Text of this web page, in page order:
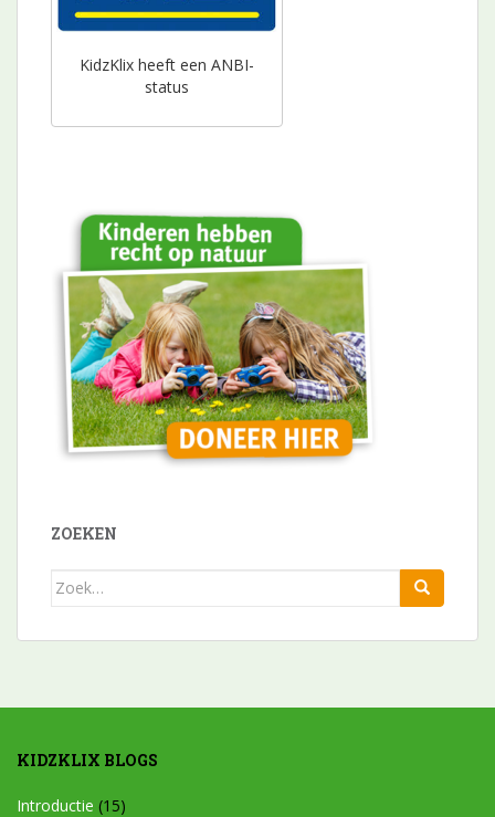
KidzKlix heeft een ANBI-
status
ZOEKEN
Zoek
KIDZKLIX BLOGS
Introductie (15)